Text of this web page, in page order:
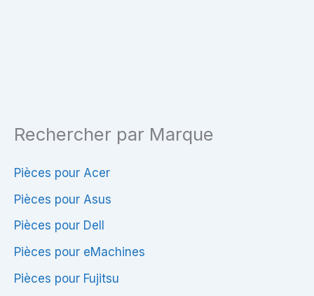
Rechercher par Marque
Pièces pour Acer
Pièces pour Asus
Pièces pour Dell
Pièces pour eMachines
Pièces pour Fujitsu